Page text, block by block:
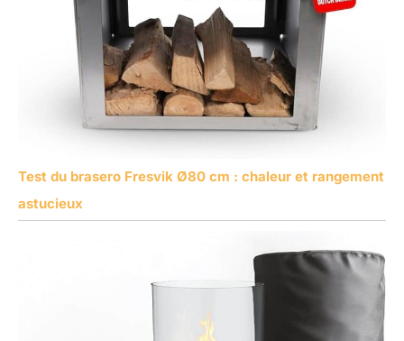
Test du brasero Fresvik Ø80 cm : chaleur et rangement
astucieux